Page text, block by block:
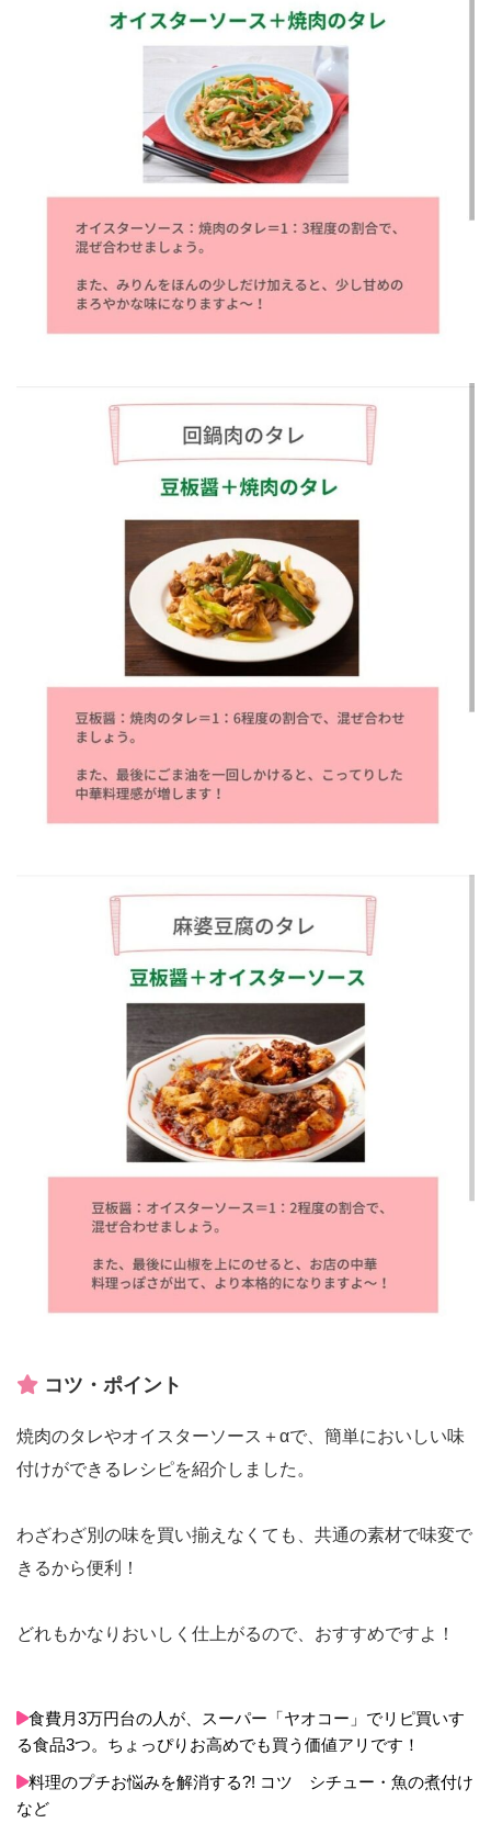
コツ・ポイント
焼肉のタレやオイスターソース＋αで、簡単においしい味
付けができるレシピを紹介しました。
わざわざ別の味を買い揃えなくても、共通の素材で味変で
きるから便利！
どれもかなりおいしく仕上がるので、おすすめですよ！
食費月3万円台の人が、スーパー「ヤオコー」でリピ買いす
る食品3つ。ちょっぴりお高めでも買う価値アリです！
料理のプチお悩みを解消する?! コツ シチュー・魚の煮付け
など